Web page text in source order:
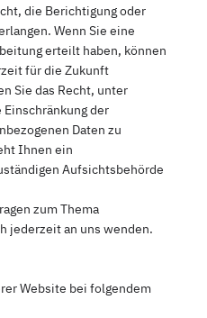
die Berichtigung oder
Wenn Sie eine
erteilt haben, können
für die Zukunft
Sie das Recht, unter
der
Daten zu
Ihnen ein
Aufsichtsbehörde
zum Thema
jederzeit an uns wenden.
Website bei folgendem